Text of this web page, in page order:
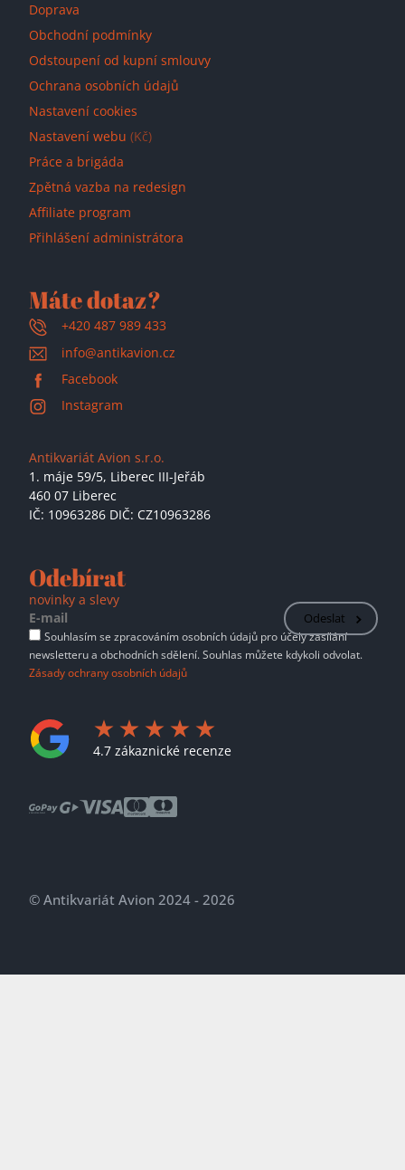
Doprava
Obchodní podmínky
Odstoupení od kupní smlouvy
Ochrana osobních údajů
Nastavení cookies
Nastavení webu (Kč)
Práce a brigáda
Zpětná vazba na redesign
Affiliate program
Přihlášení administrátora
Máte dotaz?
+420 487 989 433
info@antikavion.cz
Facebook
Instagram
Antikvariát Avion s.r.o.
1. máje 59/5, Liberec III-Jeřáb
460 07 Liberec
IČ: 10963286 DIČ: CZ10963286
Odebírat
novinky a slevy
Odeslat
Souhlasím se zpracováním osobních údajů pro účely zasílání
newsletteru a obchodních sdělení. Souhlas můžete kdykoli odvolat.
Zásady ochrany osobních údajů
4.7 zákaznické recenze
© Antikvariát Avion 2024 - 2026